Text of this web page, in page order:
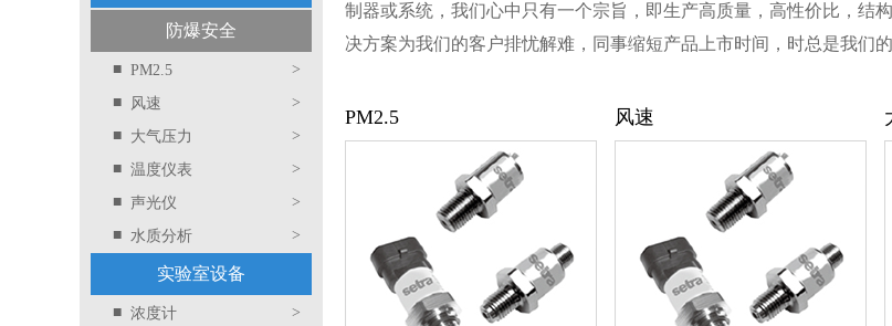
防爆安全
■ PM2.5
>
■
风速
>
■ 大气压力
>
■ 温度仪表
>
■ 声光仪
>
■ 水质分析 >
实验室设备
■ 浓度计
>
制器或系统，我们心中只有一个宗旨，即生产高质量，高性价比，结
决方案为我们的客户排忧解难，同事缩短产品上市时间，时总是我们的
PM2.5 风速